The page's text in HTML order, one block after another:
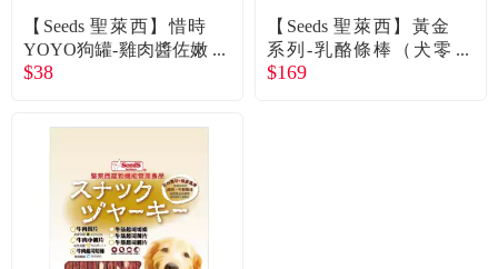
【Seeds 聖萊西】惜時
YOYO狗罐-雞肉醬佐嫩
雞起司375g
$38
【Seeds 聖萊西】黃金
系列-乳酪條棒（犬零
食）280g
$169